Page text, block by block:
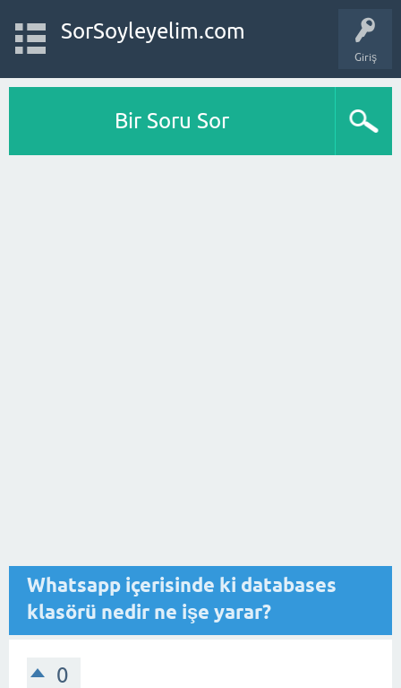
Giriş
SorSoyleyelim.com
Bir Soru Sor
Whatsapp içerisinde ki databases
klasörü nedir ne işe yarar?
0